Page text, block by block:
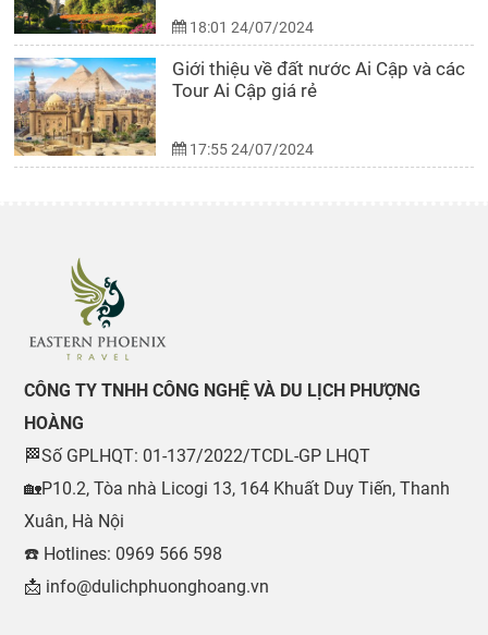
18:01 24/07/2024
Giới thiệu về đất nước Ai Cập và các
Tour Ai Cập giá rẻ
17:55 24/07/2024
CÔNG TY TNHH CÔNG NGHỆ VÀ DU LỊCH PHƯỢNG
HOÀNG
🏁Số GPLHQT: 01-137/2022/TCDL-GP LHQT
🏡P10.2, Tòa nhà Licogi 13, 164 Khuất Duy Tiến, Thanh
Xuân, Hà Nội
☎️ Hotlines: 0969 566 598
📩 info@dulichphuonghoang.vn
0969 566 598